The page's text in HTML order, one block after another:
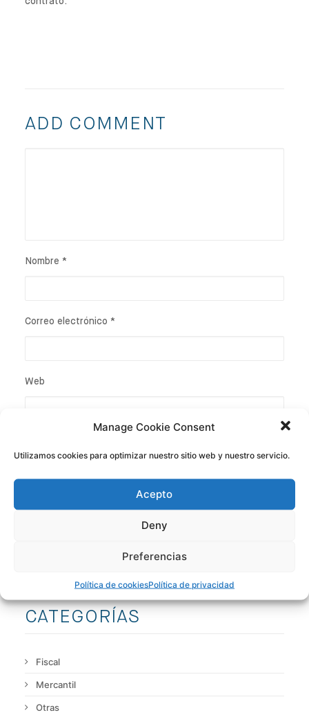
Manage Cookie Consent
Utilizamos cookies para optimizar nuestro sitio web y nuestro servicio.
Acepto
Deny
Preferencias
Política de cookiesPolítica de privacidad
ADD COMMENT
Nombre *
Correo electrónico *
Web
CATEGORÍAS
Fiscal
Mercantil
Otras